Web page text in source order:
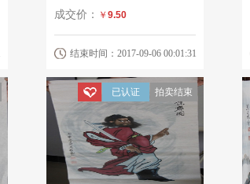
成交价： ￥ 9.50
结束时间：2017-09-06 00:01:31
拍卖结束
已认证